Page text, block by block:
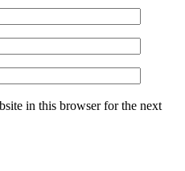
in this browser for the next